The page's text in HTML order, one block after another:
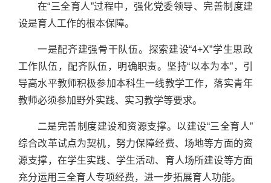
在“三全育人”过程中，强化党委领导、完善制度建
设是育人工作的根本保障。
一是配齐建强骨干队伍。探索建设“4+X”学生思政
工作队伍，配齐队伍，明确职责。坚持“以本为本”，引
导高水平教师积极参加本科生一线教学工作，落实青年
教师必须参加野外实践、实习教学等要求。
二是完善制度建设和资源支撑。以建设“三全育人”
综合改革试点为契机，努力保障经费、场地等方面的资
源支撑，在学生实践、学生活动、育人场所建设等方面
充分运用三全育人专项经费，进一步拓展育人功能。